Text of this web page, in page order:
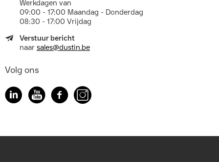
Werkdagen van
09:00 - 17:00 Maandag - Donderdag
08:30 - 17:00 Vrijdag
Verstuur bericht
naar sales@dustin.be
Volg ons